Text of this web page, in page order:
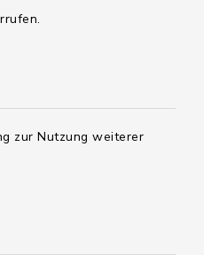
zur Nutzung weiterer